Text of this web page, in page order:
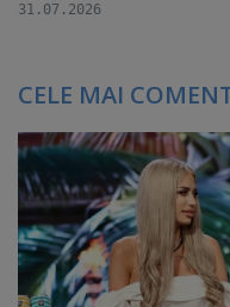
31.07.2026
CELE MAI